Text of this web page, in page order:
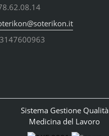
Sistema Gestione Qualità
Medicina del Lavoro